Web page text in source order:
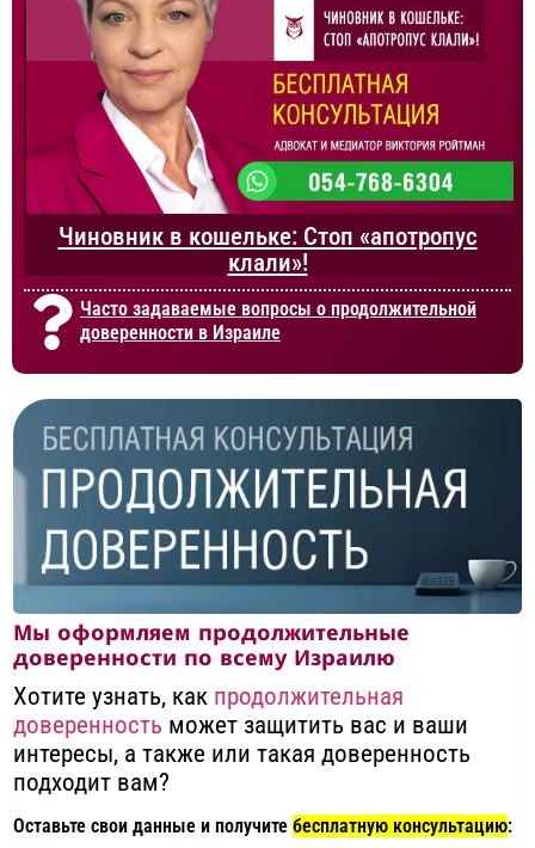
Чиновник в кошельке: Стоп «апотропус
клали»!
Часто задаваемые вопросы о продолжительной
доверенности в Израиле
Мы оформляем продолжительные
доверенности по всему Израилю
Хотите узнать, как продолжительная
доверенность может защитить вас и ваши
интересы, а также или такая доверенность
подходит вам?
Оставьте свои данные и получите бесплатную консультацию: